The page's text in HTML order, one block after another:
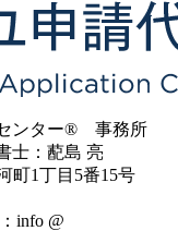
ンター® 事務所
士：蓜島 亮
町1丁目5番15号
info @